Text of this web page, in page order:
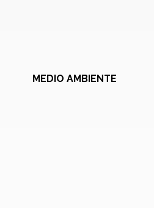
MEDIO AMBIENTE